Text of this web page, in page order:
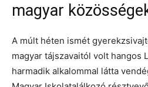
magyar
A múlt héten ismét
magyar tájszavaitól volt hangos
harmadik alkalommal látta